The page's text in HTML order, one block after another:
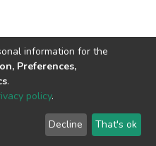
© 2002-2026
End User
Agreement
Send
Feedback
information for the
Preferences,
.
policy.
Decline That's ok